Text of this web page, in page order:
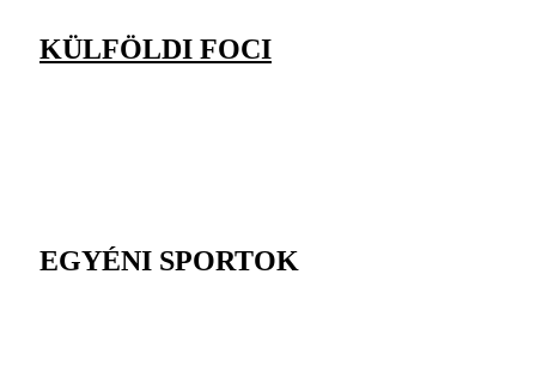
KÜLFÖLDI FOCI
EGYÉNI SPORTOK